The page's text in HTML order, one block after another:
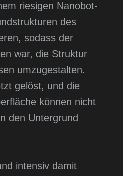
riesigen Nanobot-
des
sodass der
war, die Struktur
umzugestalten.
gelöst, und die
können nicht
den Untergrund
intensiv damit